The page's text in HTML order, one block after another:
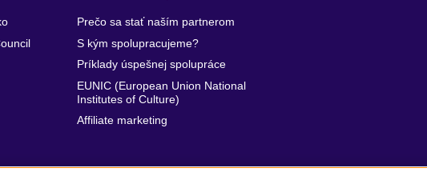
Prečo sa stať naším partnerom
S kým spolupracujeme?
Príklady úspešnej spolupráce
EUNIC (European Union National
Institutes of Culture)
Affiliate marketing